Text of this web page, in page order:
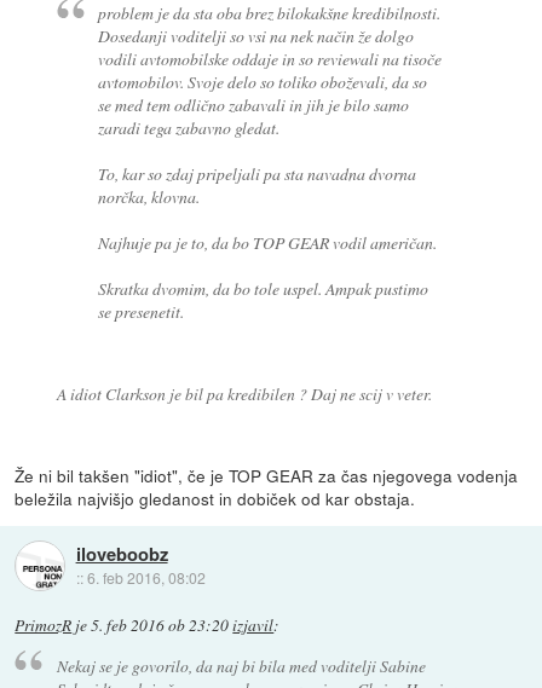
problem je da sta oba brez bilokakšne kredibilnosti.
Dosedanji voditelji so vsi na nek način že dolgo
vodili avtomobilske oddaje in so reviewali na tisoče
avtomobilov. Svoje delo so toliko oboževali, da so
se med tem odlično zabavali in jih je bilo samo
zaradi tega zabavno gledat.
To, kar so zdaj pripeljali pa sta navadna dvorna
norčka, klovna.
Najhuje pa je to, da bo TOP GEAR vodil američan.
Skratka dvomim, da bo tole uspel. Ampak pustimo
se presenetit.
A idiot Clarkson je bil pa kredibilen ? Daj ne scij v veter.
Že ni bil takšen "idiot", če je TOP GEAR za čas njegovega vodenja
beležila najvišjo gledanost in dobiček od kar obstaja.
iloveboobz
::6. feb 2016, 08:02
PrimozR je5. feb 2016 ob 23:20izjavil:
Nekaj se je govorilo, da naj bi bila med voditelji Sabine